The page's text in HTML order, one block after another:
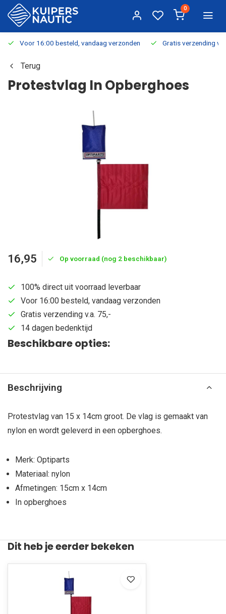
0
Voor 16:00 besteld, vandaag verzonden Gratis verzending
Terug
Protestvlag In Opberghoes
16,95 Op voorraad (nog 2 beschikbaar)
100% direct uit voorraad leverbaar
Voor 16:00 besteld, vandaag verzonden
Gratis verzending v.a. 75,-
14 dagen bedenktijd
Beschikbare opties:
Beschrijving
Protestvlag van 15 x 14cm groot. De vlag is gemaakt van
nylon en wordt geleverd in een opberghoes.
Merk: Optiparts
Materiaal: nylon
Afmetingen: 15cm x 14cm
In opberghoes
Dit heb je eerder bekeken